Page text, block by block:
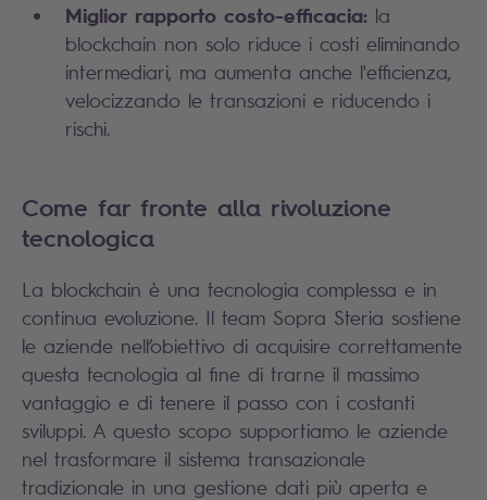
Miglior rapporto costo-efficacia: la
blockchain non solo riduce i costi eliminando
intermediari, ma aumenta anche l'efficienza,
velocizzando le transazioni e riducendo i
rischi.
Come far fronte alla rivoluzione
tecnologica
La blockchain è una tecnologia complessa e in
continua evoluzione. Il team Sopra Steria sostiene
le aziende nell’obiettivo di acquisire correttamente
questa tecnologia al fine di trarne il massimo
vantaggio e di tenere il passo con i costanti
sviluppi. A questo scopo supportiamo le aziende
nel trasformare il sistema transazionale
tradizionale in una gestione dati più aperta e